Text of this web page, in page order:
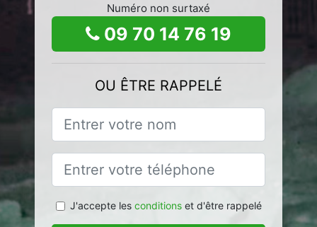
Numéro non surtaxé
09 70 14 76 19
OU ÊTRE RAPPELÉ
J'accepte les conditionset d'être rappelé